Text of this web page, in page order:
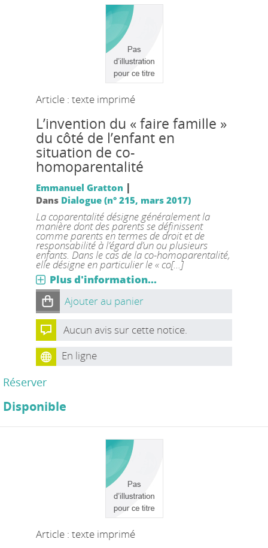
Article : texte imprimé
L’invention du « faire famille »
du côté de l’enfant en
situation de co-
homoparentalité
Emmanuel Gratton |
Dans Dialogue (n° 215, mars 2017)
La coparentalité désigne généralement la
manière dont des parents se définissent
comme parents en termes de droit et de
responsabilité à l’égard d’un ou plusieurs
enfants. Dans le cas de la co-homoparentalité,
elle désigne en particulier le « co[...]
Plus d'information...
Ajouter au panier
Aucun avis sur cette notice.
En ligne
Réserver
Disponible
Article : texte imprimé